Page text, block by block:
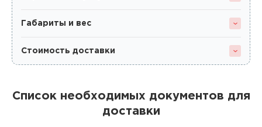
Габариты и вес
Стоимость доставки
Список необходимых документов для
доставки